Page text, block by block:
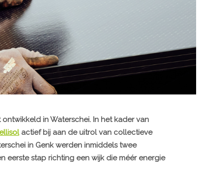
in Waterschei. In het kader van
actief bij aan de uitrol van collectieve
in Genk werden inmiddels twee
eerste stap richting een wijk die méér energie